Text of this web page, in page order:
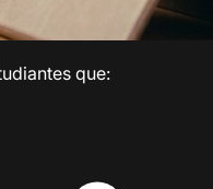
que: